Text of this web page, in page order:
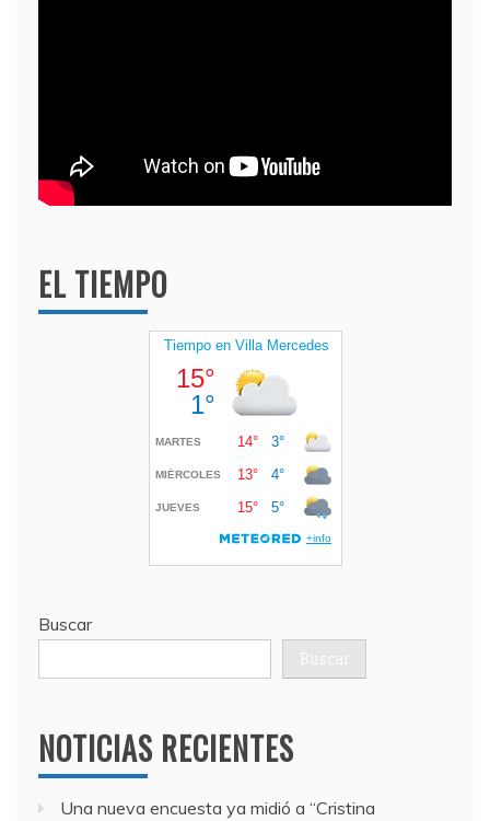
EL TIEMPO
Buscar
Buscar
NOTICIAS RECIENTES
Una nueva encuesta ya midió a “Cristina